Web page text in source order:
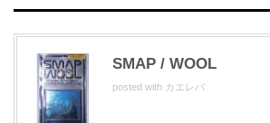
SMAP / WOOL
posted with カエレバ